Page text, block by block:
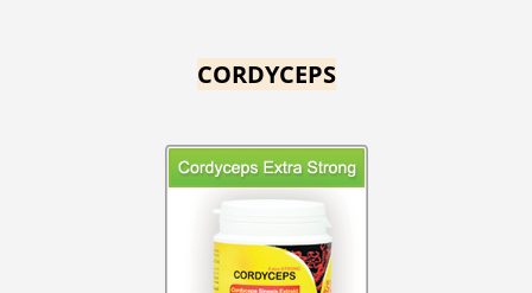
CORDYCEPS